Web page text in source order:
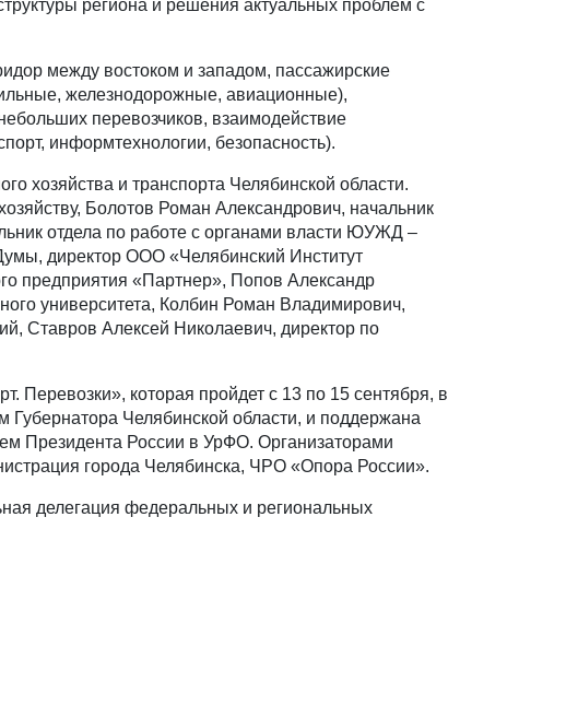
региона и решения актуальных проблем с
между востоком и западом, пассажирские
железнодорожные, авиационные),
перевозчиков, взаимодействие
информтехнологии, безопасность).
хозяйства и транспорта Челябинской области.
Болотов Роман Александрович, начальник
отдела по работе с органами власти ЮУЖД –
директор ООО «Челябинский Институт
предприятия «Партнер», Попов Александр
университета, Колбин Роман Владимирович,
Ставров Алексей Николаевич, директор по
Перевозки», которая пройдет с 13 по 15 сентября, в
Губернатора Челябинской области, и поддержана
Президента России в УрФО. Организаторами
города Челябинска, ЧРО «Опора России».
делегация федеральных и региональных